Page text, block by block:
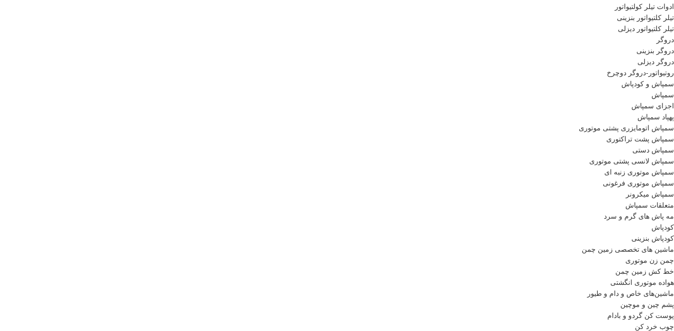
ادوات تیلر کولتیواتور
تیلر کلتیواتور بنزینی
تیلر کلتیواتور دیزلی
دروگر
دروگر بنزینی
دروگر دیزلی
روتیواتور-دروگر دوچرخ
سمپاش و کودپاش
سمپاش
اجزای سمپاش
پهپاد سمپاش
سمپاش اتومایزری پشتی موتوری
سمپاش پشت تراکتوری
سمپاش دستی
سمپاش لانسی پشتی موتوری
سمپاش موتوری زنبه ای
سمپاش موتوری فرغونی
سمپاش میکرونر
متعلقات سمپاش
مه پاش های گرم و سرد
کودپاش
کودپاش بنزینی
ماشین های تخصصی زمین چمن
چمن زن موتوری
خط کش زمین چمن
هواده موتوری انگشتی
ماشین‌های خاص و دام و طیور
پشم چین و موچین
پوست کن گردو و بادام
چوب خرد کن